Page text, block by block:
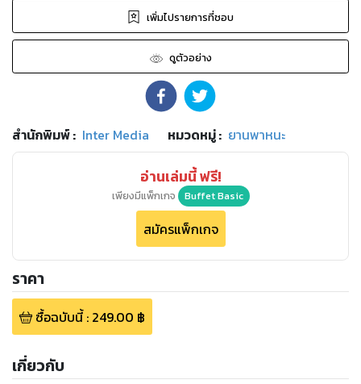
เพิ่มไปรายการที่ชอบ
ดูตัวอย่าง
สำนักพิมพ์: Inter Media หมวดหมู่: ยานพาหนะ
อ่านเล่มนี้ ฟรี!
เพียงมีแพ็กเกจ Buffet Basic
สมัครแพ็กเกจ
ราคา
ซื้อฉบับนี้: 249.00 ฿
เกี่ยวกับ